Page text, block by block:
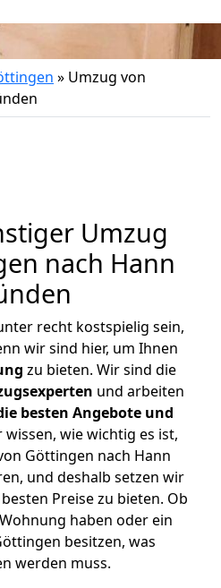
» Umzug von
Umzug
nach Hann
recht kostspielig sein,
wir sind hier, um Ihnen
zu bieten. Wir sind die
und arbeiten
besten Angebote und
wissen, wie wichtig es ist,
Göttingen nach Hann
und deshalb setzen wir
Preise zu bieten. Ob
haben oder ein
besitzen, was
werden muss.